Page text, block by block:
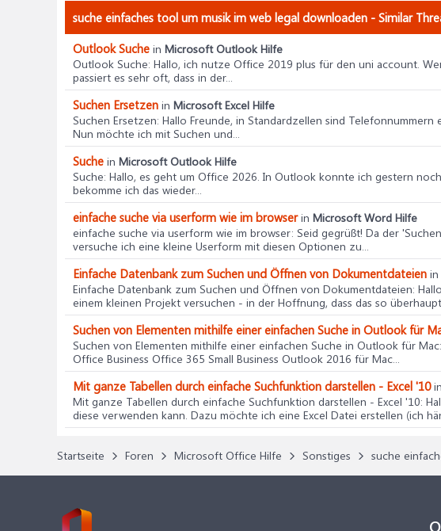
suche einfaches tool um musik im web legal downloaden - Similar
Outlook Suche in Microsoft Outlook Hilfe
Outlook Suche: Hallo, ich nutze Office 2019 plus für den uni account.
passiert es sehr oft, dass in der...
Suchen Ersetzen in Microsoft Excel Hilfe
Suchen Ersetzen: Hallo Freunde, in Standardzellen sind
Nun möchte ich mit Suchen und...
Suche in Microsoft Outlook Hilfe
Suche: Hallo, es geht um Office 2026. In Outlook konnte ich gestern
bekomme ich das wieder...
einfache suche via userform wie im browserin Microsoft Word Hilfe
einfache suche via userform wie im browser: Seid gegrüßt! Da der
versuche ich eine kleine Userform mit diesen Optionen zu...
Einfache Datenbank zum Suchen und Öffnen von Dokumentdateien in
Einfache Datenbank zum Suchen und Öffnen von Dokumentdateien:
einem kleinen Projekt versuchen - in der Hoffnung, dass das so
Suchen von Elementen mithilfe einer einfachen Suche in Outlook für
Suchen von Elementen mithilfe einer einfachen Suche in Outlook für Mac
Office Business Office 365 Small Business Outlook 2016 für Mac...
Mit ganze Tabellen durch einfache Suchfunktion darstellen - Excel '10in
Mit ganze Tabellen durch einfache Suchfunktion darstellen - Excel '10:
diese verwenden kann. Dazu möchte ich eine Excel Datei erstellen (ich
Startseite Foren Microsoft Office Hilfe Sonstiges